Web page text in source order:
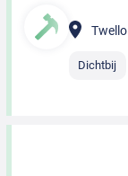
Twello
Dichtbij